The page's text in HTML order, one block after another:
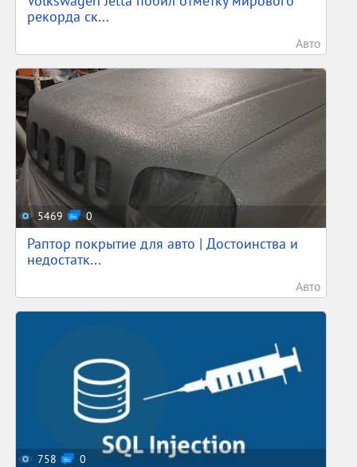
рекорда ск...
Авто
5469 0
Раптор покрытие для авто | Достоинства и
недостатк...
Авто
758 0